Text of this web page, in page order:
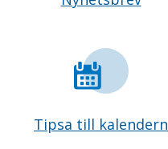
Tipsa till kalendern